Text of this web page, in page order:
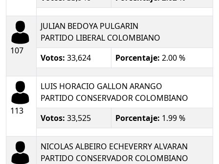
107
JULIAN BEDOYA PULGARIN
PARTIDO LIBERAL COLOMBIANO
Votos: 33,624 Porcentaje: 2.00 %
113
LUIS HORACIO GALLON ARANGO
PARTIDO CONSERVADOR COLOMBIANO
Votos: 33,525 Porcentaje: 1.99 %
NICOLAS ALBEIRO ECHEVERRY ALVARAN
PARTIDO CONSERVADOR COLOMBIANO